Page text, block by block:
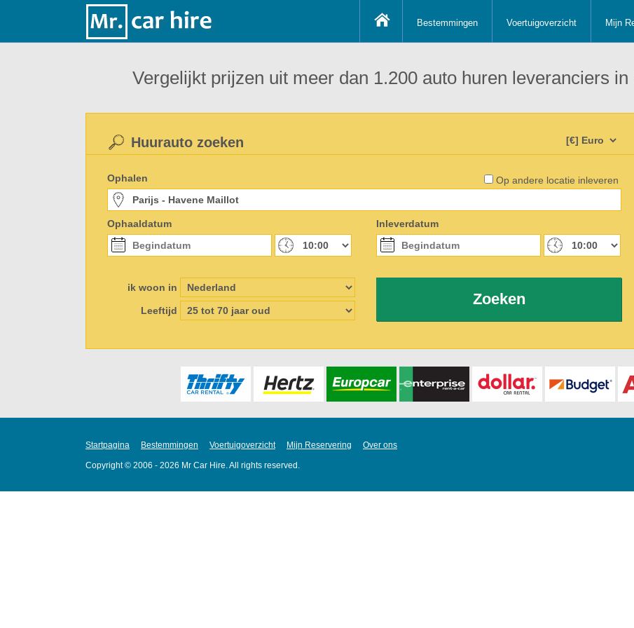
Bestemmingen Voertuigoverzicht Mijn
Vergelijkt prijzen uit meer dan 1.200 auto huren leveranciers
Op andere locatie inleveren
Huurauto zoeken
Ophalen
Ophaaldatum Inleverdatum
ik woon in
Leeftijd
Zoeken
Startpagina Bestemmingen Voertuigoverzicht Mijn Reservering Over ons
Copyright © 2006 - 2026 Mr Car Hire. All rights reserved.